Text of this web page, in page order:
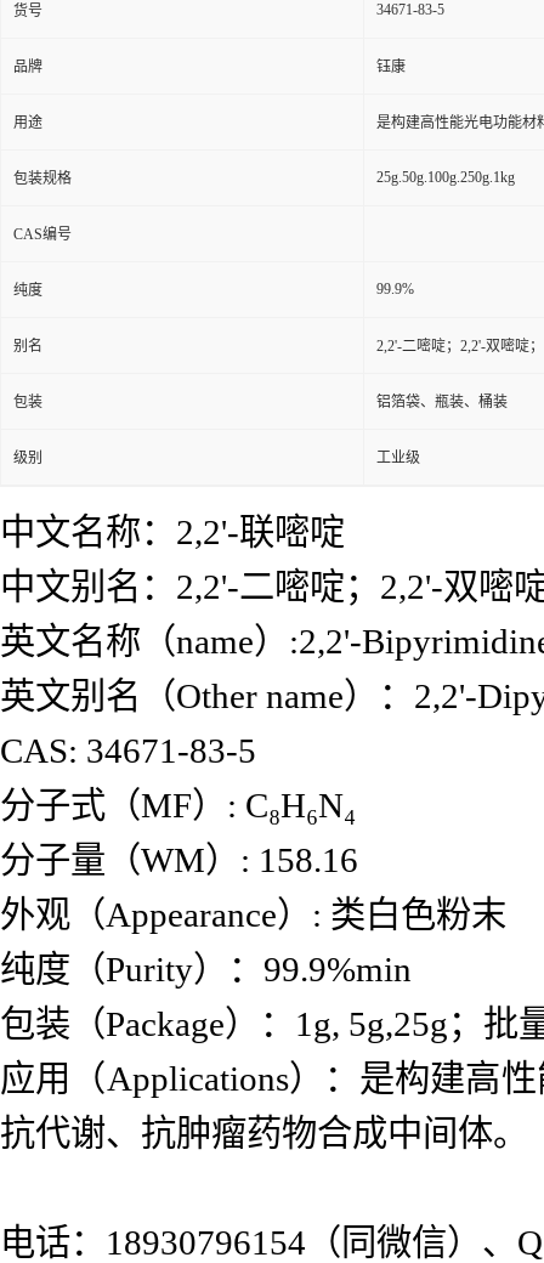
货号 34671-83-5
品牌 钰康
用途 是构建高性能光电功能材
包装规格 25g.50g.100g.250g.1kg
CAS编号
纯度 99.9%
别名 2,2'-二嘧啶；2,2'-双嘧啶
包装 铝箔袋、瓶装、桶装
级别 工业级
中文名称：2,2'-联嘧啶
中文别名：2,2'-二嘧啶；2,2'-双嘧
英文名称（name）:2,2'-
英文别名（Other name）：2,2'-
CAS: 34671-83-5
分子式（MF）: C₈H₆N₄
分子量（WM）: 158.16
外观（Appearance）: 类白色粉末
纯度（Purity）：99.9%min
包装（Package）：1g, 5g,25g；批
应用（Applications）：是构建高
抗代谢、抗肿瘤药物合成中间体。
电话：18930796154（同微信）、